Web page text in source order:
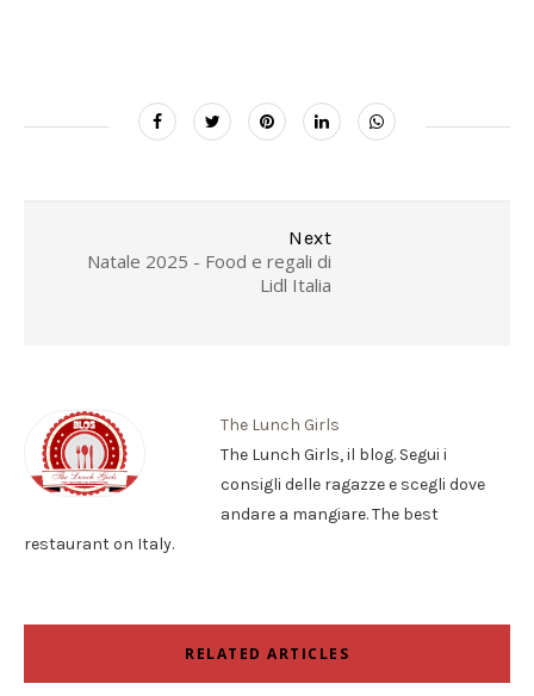
Next
Natale 2025 - Food e regali di
Lidl Italia
The Lunch Girls
The Lunch Girls, il blog. Segui i
consigli delle ragazze e scegli dove
andare a mangiare. The best
restaurant on Italy.
RELATED ARTICLES